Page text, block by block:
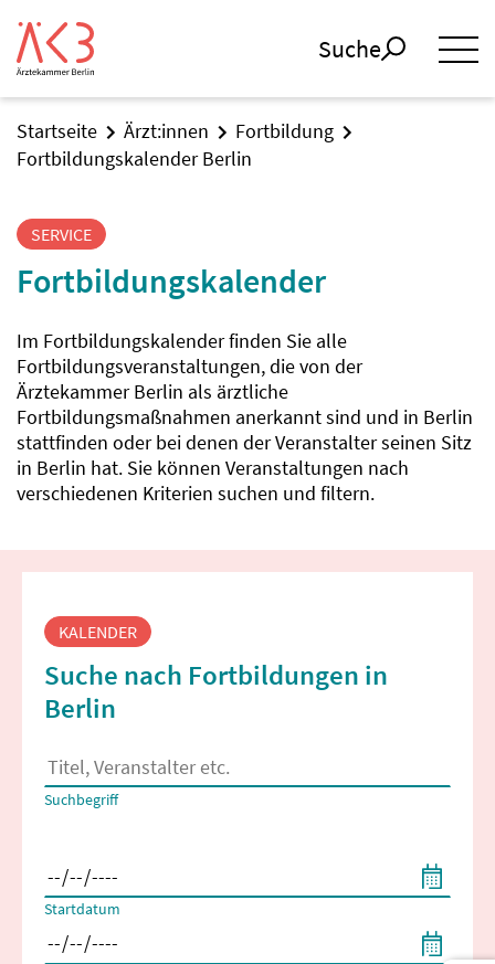
Suche
Startseite Ärzt:innen
Fortbildung
Fortbildungskalender Berlin
SERVICE
Fortbildungskalender
Im Fortbildungskalender finden Sie alle
Fortbildungsveranstaltungen, die von der
Ärztekammer Berlin als ärztliche
Fortbildungsmaßnahmen anerkannt sind und in Berlin
stattfinden oder bei denen der Veranstalter seinen Sitz
in Berlin hat. Sie können Veranstaltungen nach
verschiedenen Kriterien suchen und filtern.
Fortbildungssuche
KALENDER
Suche nach Fortbildungen in
Berlin
Es erscheinen Suchvorschläge, wenn mindestens 2 Zeichen
Suchbegriff
Startdatum